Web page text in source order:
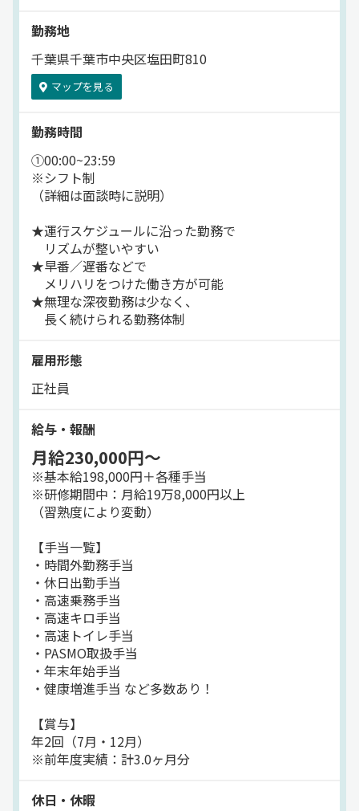
道に迷う心配はありませんよ^^
＼ここもPOINT／
━━━━━━━━
＊「ありがとう」と言われる
＊研修・教育体制が充実し、
同乗指導や安全講習も実施
＊千葉ロッテ観戦無料など
ユニークな福利厚生あり
勤務地
千葉県千葉市中央区塩田町810
マップを見る
勤務時間
①00:00~23:59
※シフト制
（詳細は面談時に説明）
★運行スケジュールに沿った勤務で
リズムが整いやすい
★早番／遅番などで
メリハリをつけた働き方が可能
★無理な深夜勤務は少なく、
長く続けられる勤務体制
雇用形態
正社員
給与・報酬
月給230,000円～
※基本給198,000円＋各種手当
※研修期間中：月給19万8,000円以上
（習熟度により変動）
【手当一覧】
・時間外勤務手当
・休日出勤手当
・高速乗務手当
・高速キロ手当
・高速トイレ手当
・PASMO取扱手当
・年末年始手当
・健康増進手当 など多数あり！
【賞与】
年2回（7月・12月）
※前年度実績：計3.0ヶ月分
休日・休暇